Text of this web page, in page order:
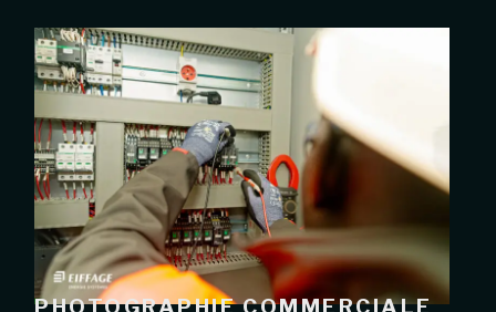
PHOTOGRAPHIE COMMERCIALE